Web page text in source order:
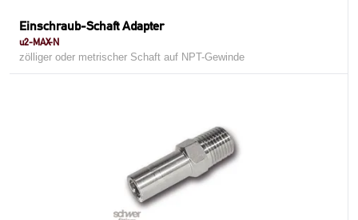
Einschraub-Schaft Adapter
u2-MAX-N
zölliger oder metrischer Schaft auf NPT-Gewinde